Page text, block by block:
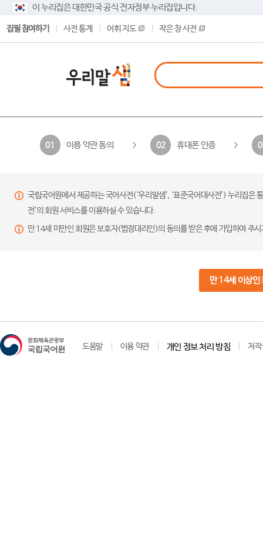
이 누리집은 대한민국 공식 전자정부 누리집입니다.
집필 참여하기 사전 통계 어휘 지도 작은 창 사전
01 이용 약관 동의 02 휴대폰 인증
국립국어원에서 제공하는 국어사전(‘우리말샘’, ‘표준국어대사전’) 누리집
전’의 회원 서비스를 이용하실 수 있습니다.
만 14세 미만인 회원은 보호자(법정대리인)의 동의를 받은 후에 가입하여 주
만 14세 이상인
도움말 이용 약관 개인 정보 처리 방침 저